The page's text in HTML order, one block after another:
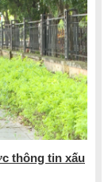
thông tin xấu